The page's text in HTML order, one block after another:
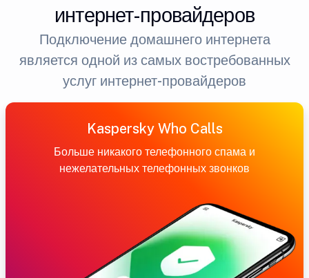
интернет-провайдеров
Подключение домашнего интернета
является одной из самых востребованных
услуг интернет-провайдеров
Kaspersky Who Calls
Больше никакого телефонного спама и
нежелательных телефонных звонков